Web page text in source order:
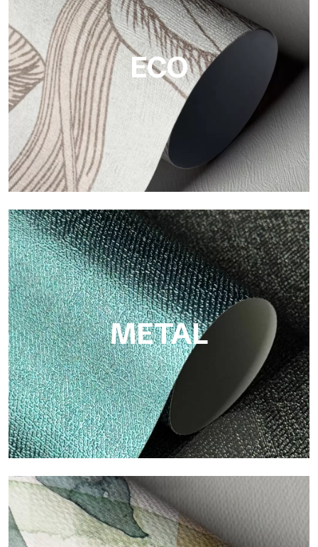
widerstandsfähige, strukturierte und optisch anspruchsvolle
Flächen.
ECO
ECO
Eco von Tecnografica ist die ökologische Tapete aus
Zellulosefaser: nachhaltige Unterstützung, ohne PVC, mit
hellen Farben und hoher Qualität.
METAL
Metal
Metal ist die metallische Tapete von Tecnografica, mit
einzigartigen metallischen Reflexen, die Gold-, Silber-, Kupfer-